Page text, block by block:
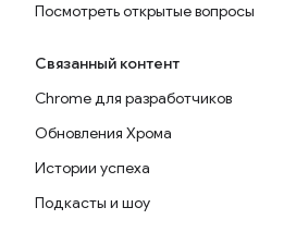
Посмотреть открытые вопросы
Связанный контент
Chrome для разработчиков
Обновления Хрома
Истории успеха
Подкасты и шоу